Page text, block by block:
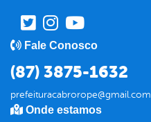
Fale Conosco
(87) 3875-1632
prefeituracabrorope@gmail.com
Onde estamos